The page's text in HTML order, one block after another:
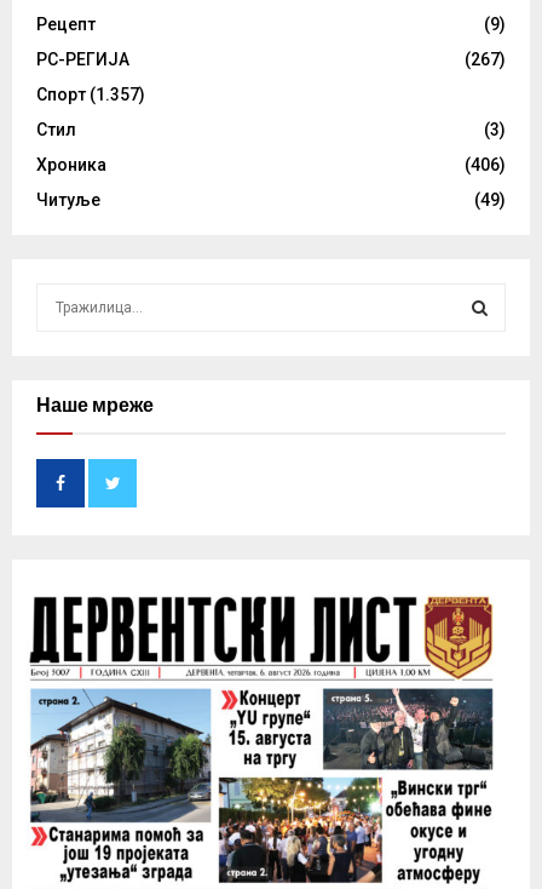
Рецепт
(9)
РС-РЕГИЈА
(267)
Спорт (1.357)
Стил
(3)
Хроника
(406)
Читуље
(49)
c
H
Наше мреже